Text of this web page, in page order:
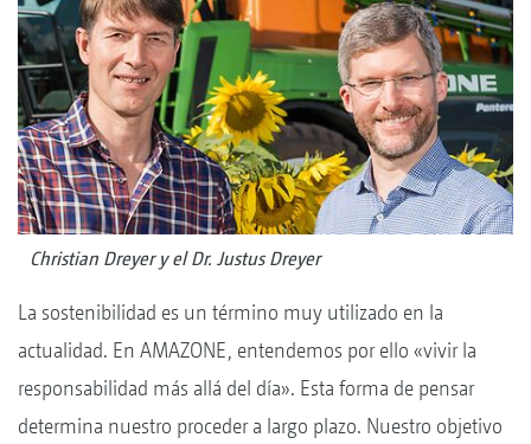
Christian Dreyer y el Dr. Justus Dreyer
La sostenibilidad es un término muy utilizado en la
actualidad. En AMAZONE, entendemos por ello «vivir la
responsabilidad más allá del día». Esta forma de pensar
determina nuestro proceder a largo plazo. Nuestro objetivo